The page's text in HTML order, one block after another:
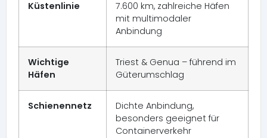
Küstenlinie
7.600 km, zahlreiche Häfen
mit multimodaler
Anbindung
Wichtige
Häfen
Triest & Genua – führend im
Güterumschlag
Schienennetz
Dichte Anbindung,
besonders geeignet für
Containerverkehr